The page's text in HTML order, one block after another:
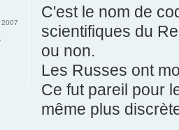
C'est le nom de
scientifiques du
ou non.
Les Russes ont
Ce fut pareil pour
même plus
2007